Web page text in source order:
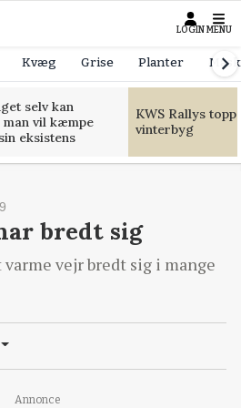
LOGIN MENU
Kvæg Grise Planter
selv kan
man vil kæmpe
eksistens
KWS Rallys
vinterbyg
Annonce
bredt sig
vejr bredt sig i mange